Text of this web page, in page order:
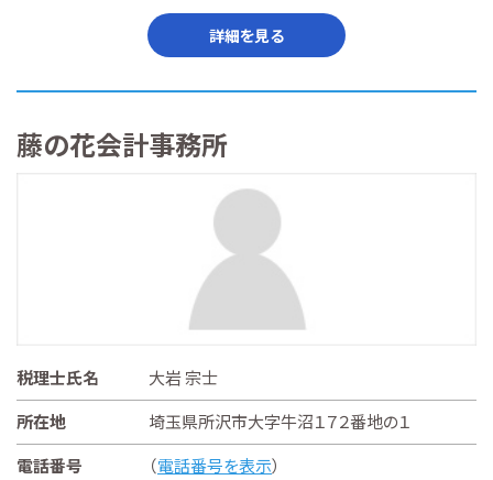
詳細を見る
藤の花会計事務所
税理士氏名
大岩 宗士
所在地
埼玉県所沢市大字牛沼１７２番地の１
電話番号
（電話番号を表示）